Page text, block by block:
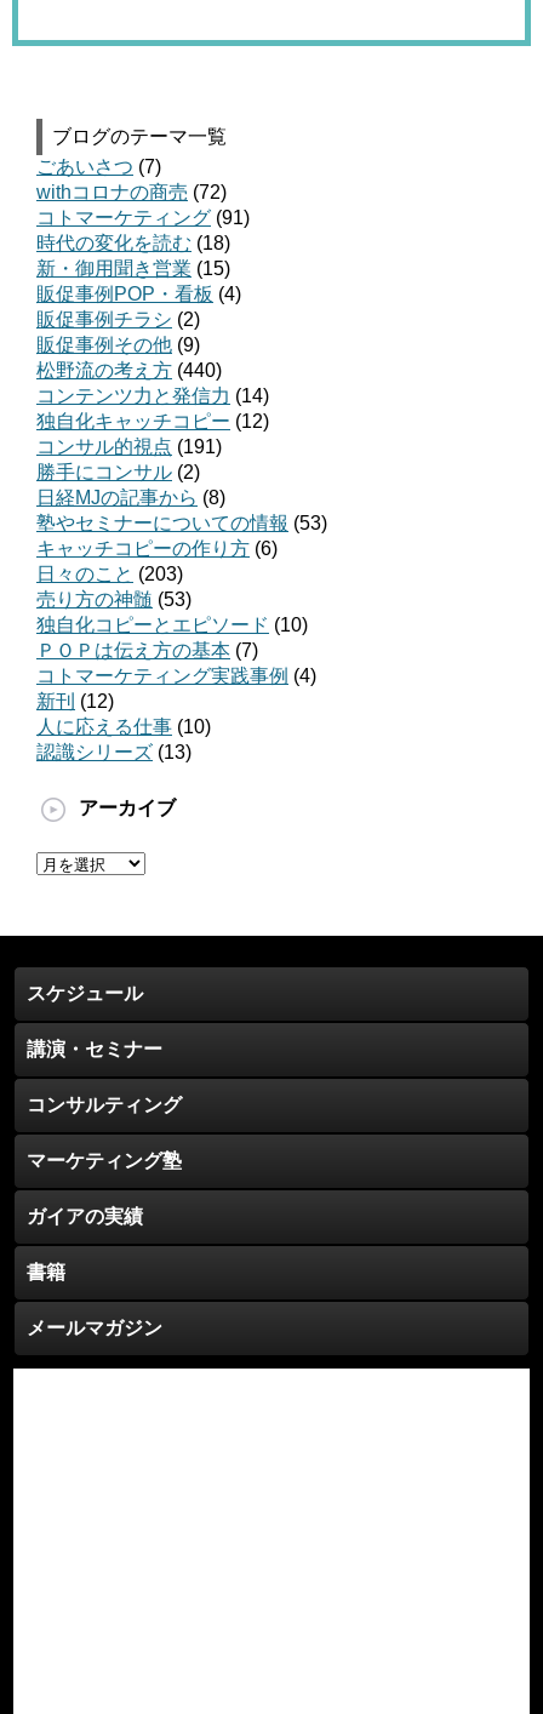
ブログのテーマ一覧
ごあいさつ (7)
withコロナの商売 (72)
コトマーケティング (91)
時代の変化を読む (18)
新・御用聞き営業 (15)
販促事例POP・看板 (4)
販促事例チラシ (2)
販促事例その他 (9)
松野流の考え方 (440)
コンテンツ力と発信力 (14)
独自化キャッチコピー (12)
コンサル的視点 (191)
勝手にコンサル (2)
日経MJの記事から (8)
塾やセミナーについての情報 (53)
キャッチコピーの作り方 (6)
日々のこと (203)
売り方の神髄 (53)
独自化コピーとエピソード (10)
ＰＯＰは伝え方の基本 (7)
コトマーケティング実践事例 (4)
新刊 (12)
人に応える仕事 (10)
認識シリーズ (13)
アーカイブ
ア
イ
ブ
スケジュール
講演・セミナー
コンサルティング
マーケティング塾
ガイアの実績
書籍
メールマガジン